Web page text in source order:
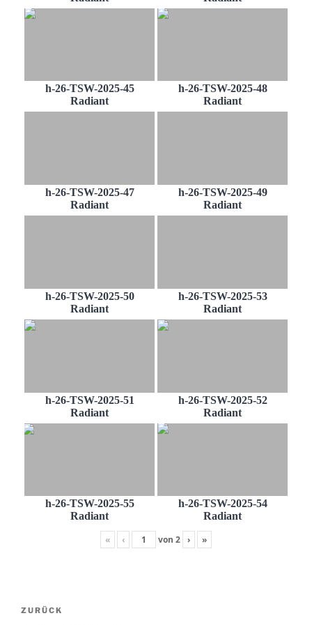
h-26-TSW-2025-45
Radiant
h-26-TSW-2025-48
Radiant
h-26-TSW-2025-47
Radiant
h-26-TSW-2025-49
Radiant
h-26-TSW-2025-50
Radiant
h-26-TSW-2025-53
Radiant
h-26-TSW-2025-51
Radiant
h-26-TSW-2025-52
Radiant
h-26-TSW-2025-55
Radiant
h-26-TSW-2025-54
Radiant
«
‹ von 2 › »
Beitragsnavigation
Vorheriger
ZURÜCK